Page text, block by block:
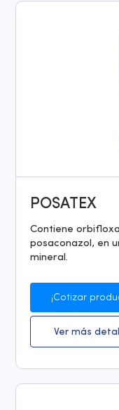
POSATEX
Contiene
posaconazol, en
mineral.
¡Cotizar
Ver más